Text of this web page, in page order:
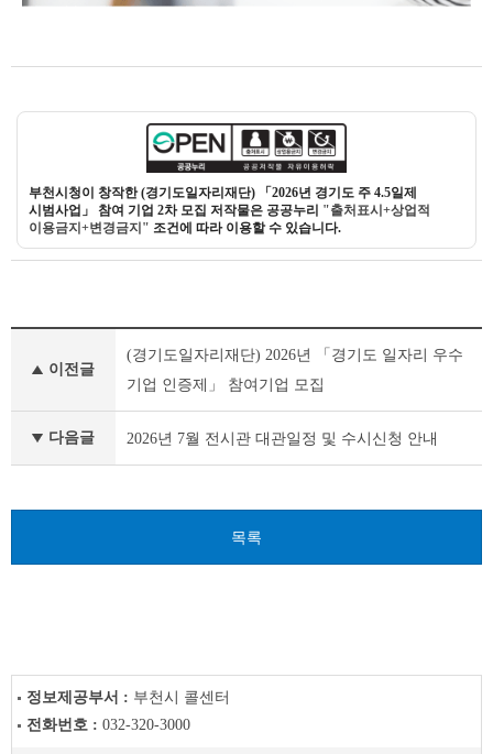
부천시청이 창작한 (경기도일자리재단) 「2026년 경기도 주 4.5일제
시범사업」 참여 기업 2차 모집 저작물은 공공누리 "출처표시+상업적
이용금지+변경금지" 조건에 따라 이용할 수 있습니다.
다
글
이전글
(경기도일자리재단) 2026년 「경기도 일자리 우수
기업 인증제」 참여기업 모집
다음글 2026년 7월 전시관 대관일정 및 수시신청 안내
목록
정보제공부서 : 부천시 콜센터
전화번호 : 032-320-3000